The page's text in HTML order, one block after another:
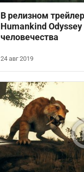
В релизном
Humankind
человечества
24 авг 2019